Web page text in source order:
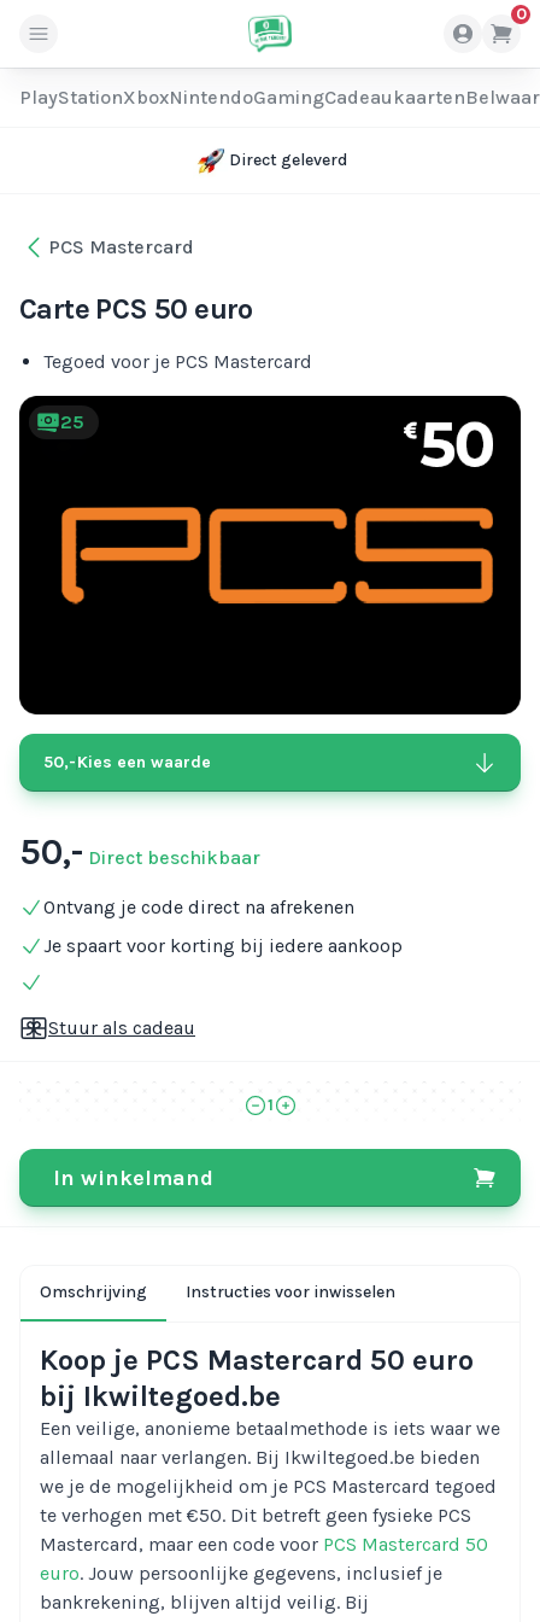
0
PlayStationXboxNintendoGamingCadeaukaarten
Direct geleverd
PCS Mastercard
Carte PCS 50 euro
Tegoed voor je PCS Mastercard
25
50,-Kies een waarde
50,- Direct beschikbaar
Ontvang je code direct na afrekenen
Je spaart voor korting bij iedere aankoop
Stuur als cadeau
1
In winkelmand
Omschrijving Instructies voor inwisselen
Koop je PCS Mastercard 50 euro
bij Ikwiltegoed.be
Een veilige, anonieme betaalmethode is iets waar we
allemaal naar verlangen. Bij Ikwiltegoed.be bieden
we je de mogelijkheid om je PCS Mastercard tegoed
te verhogen met €50. Dit betreft geen fysieke PCS
Mastercard, maar een code voor PCS Mastercard 50
euro. Jouw persoonlijke gegevens, inclusief je
bankrekening, blijven altijd veilig. Bij